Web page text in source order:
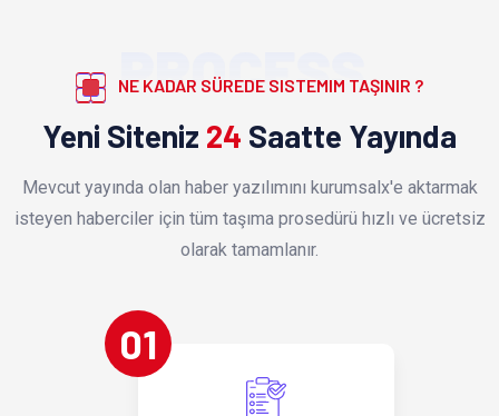
PROCESS
NE KADAR SÜREDE SISTEMIM TAŞINIR ?
Yeni Siteniz 24 Saatte Yayında
Mevcut yayında olan haber yazılımını kurumsalx'e aktarmak
isteyen haberciler için tüm taşıma prosedürü hızlı ve ücretsiz
olarak tamamlanır.
01